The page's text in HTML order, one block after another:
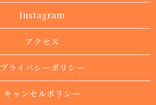
Instagram
アクセス
プライバシーポリシー
キャンセルポリシー